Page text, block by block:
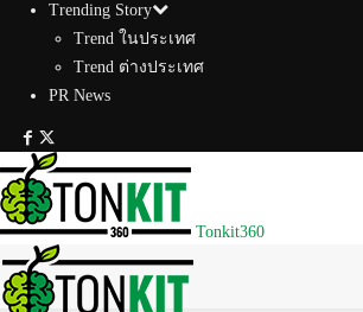
Trending Story
Trend ในประเทศ
Trend ต่างประเทศ
PR News
Tonkit360